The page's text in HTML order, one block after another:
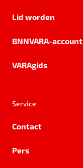
Lid worden
BNNVARA-account
VARAgids
Service
Contact
Pers